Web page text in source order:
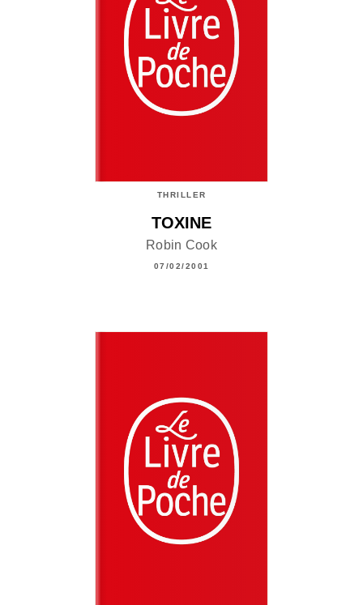
THRILLER
TOXINE
Robin Cook
07/02/2001